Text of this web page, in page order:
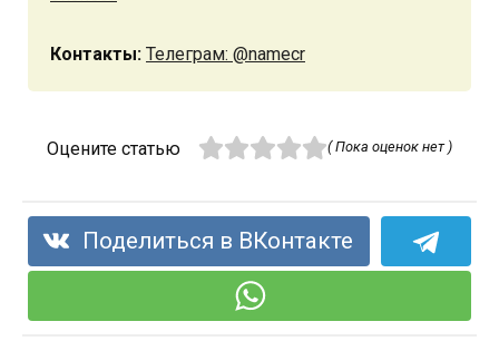
Контакты: Телеграм: @namecr
Оцените статью ( Пока оценок нет )
Поделиться в ВКонтакте